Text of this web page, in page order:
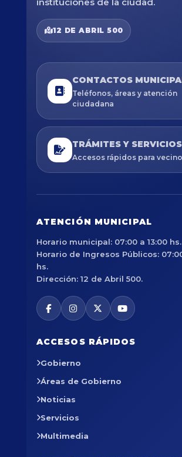
12 DE ABRIL 500
CONTACTOS
Teléfonos, áreas y atención
ciudadana
TRÁMITES Y SERVICIOS
Accesos rápidos para
ATENCIÓN MUNICIPAL
Horario municipal: 07:00 a 13:00 hs.
Horario de Ingresos Públicos:
hs.
Dirección: 12 de Abril 500.
ACCESOS RÁPIDOS
Gobierno
Áreas de Gobierno
Noticias
Servicios
Multimedia